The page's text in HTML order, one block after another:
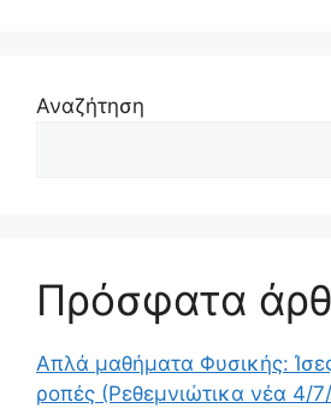
Αναζήτηση
Πρόσφατα
Απλά μαθήματα Φυσικής:
ροπές (Ρεθεμνιώτικα νέα 4/